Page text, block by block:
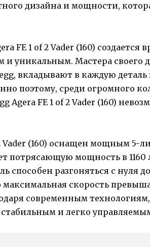
дизайна и мощности,
FE 1 of 2 Vader (160) создается
и уникальным. Мастера своего
вкладывают в каждую
поэтому, среди огромного
Agera FE 1 of 2 Vader (160)
Vader (160) оснащен мощным 5-
потрясающую мощность в
способен разгоняться с нуля
максимальная скорость
современным
стабильным и легко